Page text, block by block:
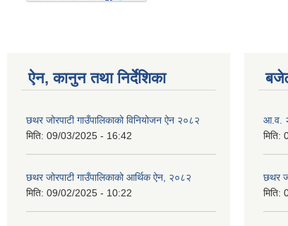
ऐन, कानुन तथा निर्देशिका
छथर जोरपाटी गाउँपालिकाको विनियोजन ऐन २०८२
मिति: 09/03/2025 - 16:42
छथर जोरपाटी गाउँपालिकाको आर्थिक ऐन, २०८२
मिति: 09/02/2025 - 10:22
आ.व.
मिति:
छथर
मिति: